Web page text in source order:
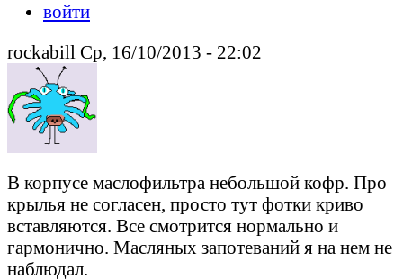
войти
rockabill Ср, 16/10/2013 - 22:02
В корпусе маслофильтра небольшой кофр. Про
крылья не согласен, просто тут фотки криво
вставляются. Все смотрится нормально и
гармонично. Масляных запотеваний я на нем не
наблюдал.